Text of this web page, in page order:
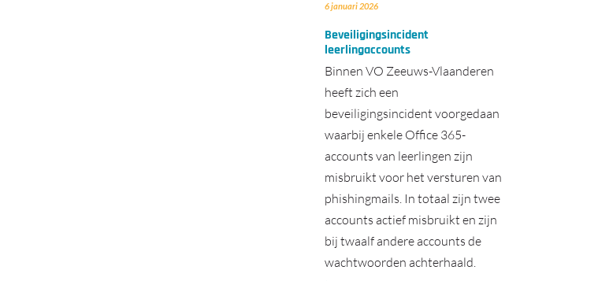
6 januari 2026
Beveiligingsincident
leerlingaccounts
Binnen VO Zeeuws-Vlaanderen
heeft zich een
beveiligingsincident voorgedaan
waarbij enkele Office 365-
accounts van leerlingen zijn
misbruikt voor het versturen van
phishingmails. In totaal zijn twee
accounts actief misbruikt en zijn
bij twaalf andere accounts de
wachtwoorden achterhaald.